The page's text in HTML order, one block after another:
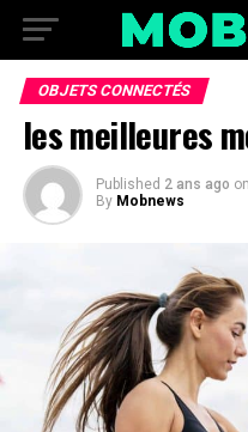
OBJETS CONNECTÉS
les meilleures
Published 2 ans ago on
By Mobnews